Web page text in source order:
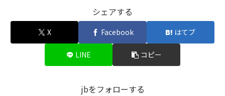
シェアする
X Facebook はてブ
LINE コピー
jbをフォローする